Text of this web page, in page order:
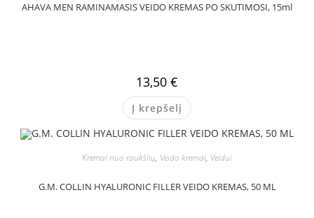
AHAVA MEN RAMINAMASIS VEIDO KREMAS PO SKUTIMOSI, 15ml
13,50 €
Į krepšelį
Kremai nuo raukšlių, Veido kremai, Veidui
G.M. COLLIN HYALURONIC FILLER VEIDO KREMAS, 50 ML